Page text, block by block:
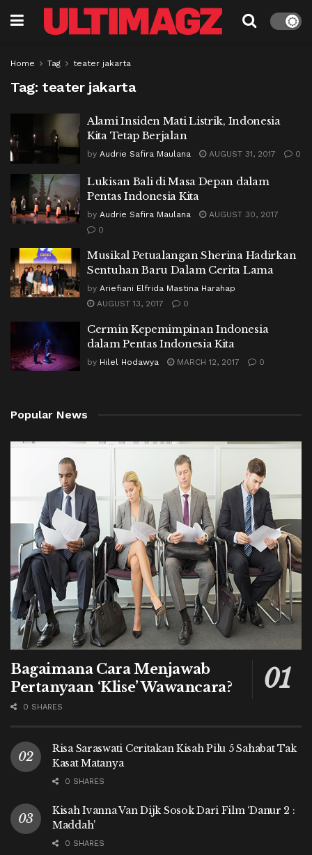
Home Tag teater jakarta
Tag: teater jakarta
Alami Insiden Mati Listrik, Indonesia
Kita Tetap Berjalan
by Audrie Safira Maulana AUGUST 31, 2017 0
Lukisan Bali di Masa Depan dalam
Pentas Indonesia Kita
by Audrie Safira Maulana
AUGUST 30, 2017
0
Musikal Petualangan Sherina Hadirkan
Sentuhan Baru Dalam Cerita Lama
by Ariefiani Elfrida Mastina Harahap
AUGUST 13, 2017
0
Cermin Kepemimpinan Indonesia
dalam Pentas Indonesia Kita
by Hilel Hodawya MARCH 12, 2017 0
Popular News
Bagaimana Cara Menjawab
Pertanyaan ‘Klise’ Wawancara?
0 SHARES
Risa Saraswati Ceritakan Kisah Pilu 5 Sahabat Tak
Kasat Matanya
0 SHARES
Kisah Ivanna Van Dijk Sosok Dari Film ‘Danur 2 :
Maddah’
0 SHARES